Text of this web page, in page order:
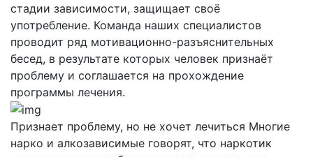
стадии зависимости, защищает своё
употребление. Команда наших специалистов
проводит ряд мотивационно-разъяснительных
бесед, в результате которых человек признаёт
проблему и соглашается на прохождение
программы лечения.
Признает проблему, но не хочет лечиться Многие
нарко и алкозависимые говорят, что наркотик